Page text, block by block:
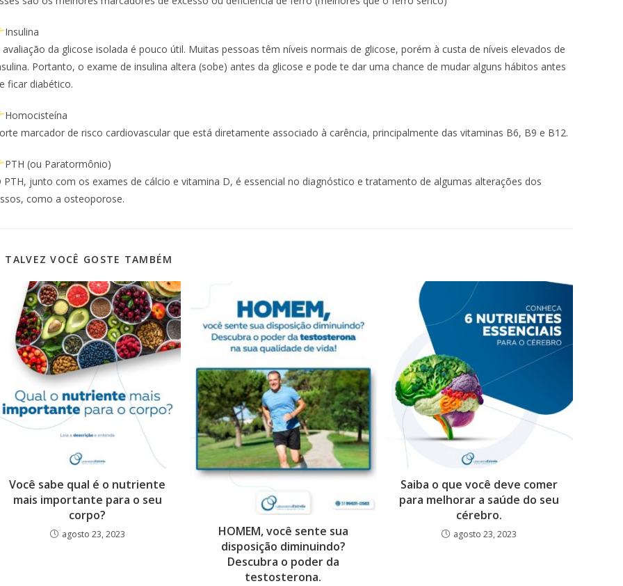
Insulina
avaliação da glicose isolada é pouco útil. Muitas pessoas têm níveis normais de glicose, porém à custa de níveis elevados de
Portanto, o exame de insulina altera (sobe) antes da glicose e pode te dar uma chance de mudar alguns hábitos antes
ficar diabético.
Homocisteína
marcador de risco cardiovascular que está diretamente associado à carência, principalmente das vitaminas B6, B9 e B12.
PTH (ou Paratormônio)
PTH, junto com os exames de cálcio e vitamina D, é essencial no diagnóstico e tratamento de algumas alterações dos
como a osteoporose.
TALVEZ VOCÊ GOSTE TAMBÉM
Você sabe qual é o nutriente
mais importante para o seu
corpo?
agosto 23, 2023
HOMEM, você sente sua
disposição diminuindo?
Descubra o poder da
testosterona.
Saiba o que você deve comer
para melhorar a saúde do seu
cérebro.
agosto 23, 2023